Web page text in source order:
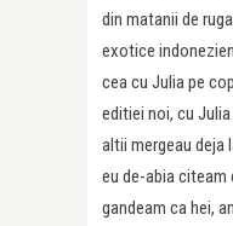
din matanii de
exotice
cea cu Julia pe
editiei noi, cu
altii mergeau deja
eu de-abia citeam
gandeam ca hei,